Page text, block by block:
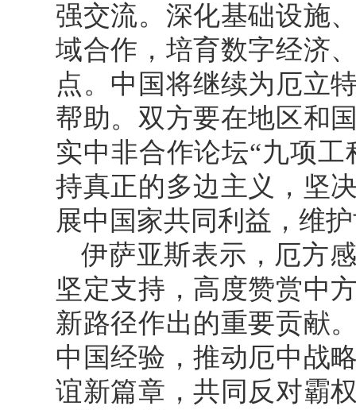
强交流。深化基础设施
域合作，培育数字经济
点。中国将继续为厄立
帮助。双方要在地区和
实中非合作论坛“九项
持真正的多边主义，坚
展中国家共同利益，维
伊萨亚斯表示，厄方
坚定支持，高度赞赏中
新路径作出的重要贡献
中国经验，推动厄中战
谊新篇章，共同反对霸